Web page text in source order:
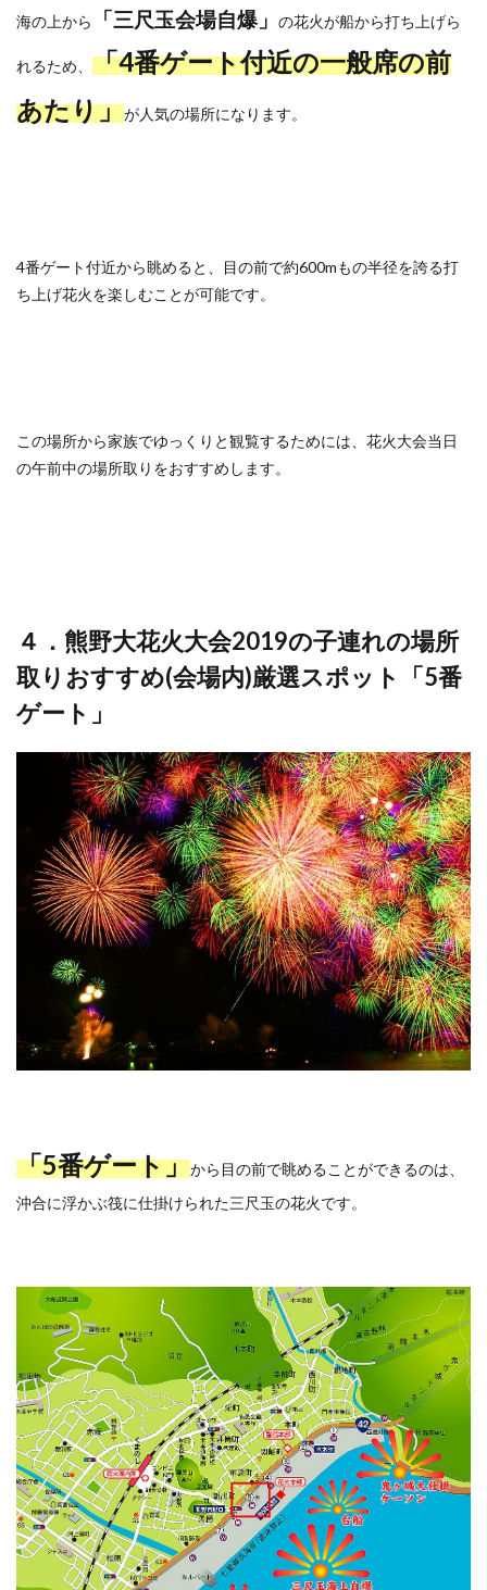
海の上から 「三尺玉会場自爆」 の花火が船から打ち上げら
れるため、 「4番ゲート付近の一般席の前
あたり」が人気の場所になります。
4番ゲート付近から眺めると、目の前で約600mもの半径を誇る打
ち上げ花火を楽しむことが可能です。
この場所から家族でゆっくりと観覧するためには、花火大会当日
の午前中の場所取りをおすすめします。
４．熊野大花火大会2019の子連れの場所
取りおすすめ(会場内)厳選スポット「5番
ゲート」
「5番ゲート」から目の前で眺めることができるのは、
沖合に浮かぶ筏に仕掛けられた三尺玉の花火です。